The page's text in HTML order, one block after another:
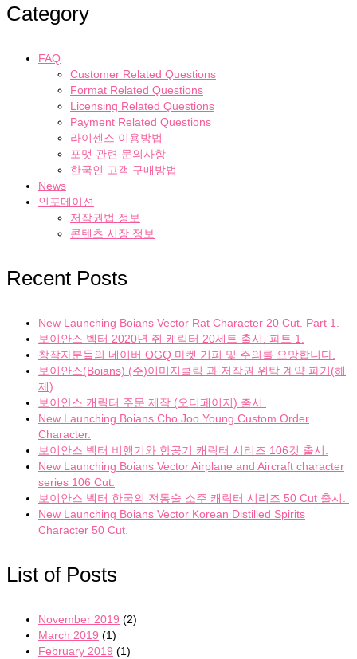
Category
FAQ
Customer Related Questions
Format Related Questions
Licensing Related Questions
Payment Related Questions
라이센스 이용방법
포맷 관련 문의사항
한국인 고객 구매방법
News
인포메이션
저작권법 정보
콘텐츠 시장 정보
Recent Posts
New Launching Boians Vector Rat Character 20 Cut. Part 1.
보이안스 벡터 2020년 쥐 캐릭터 20세트 출시. 파트 1.
창작자분들의 네이버 OGQ 마켓 기피 및 주의를 요망합니다.
보이안스(Boians) (주)이미지클릭 과 저작권 위탁 계약 파기(해
제)
보이안스 캐릭터 주문 제작 (오더페이지) 출시.
New Launching Boians Cho Joo Young Custom Order
Character.
보이안스 벡터 비행기와 항공기 캐릭터 시리즈 106컷 출시.
New Launching Boians Vector Airplane and Aircraft character
series 106 Cut.
보이안스 벡터 한국의 전통술 소주 캐릭터 시리즈 50 Cut 출시.
New Launching Boians Vector Korean Distilled Spirits
Character 50 Cut.
List of Posts
November 2019 (2)
March 2019 (1)
February 2019 (1)